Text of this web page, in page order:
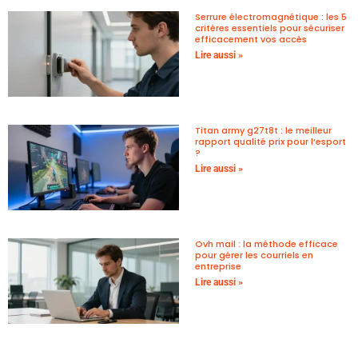
Serrure électromagnétique : les 5
critères essentiels pour sécuriser
efficacement vos accès
Lire aussi »
Titan army g27t8t : le meilleur
rapport qualité prix pour l’esport
?
Lire aussi »
Ovh mail : la méthode efficace
pour gérer les courriels en
entreprise
Lire aussi »